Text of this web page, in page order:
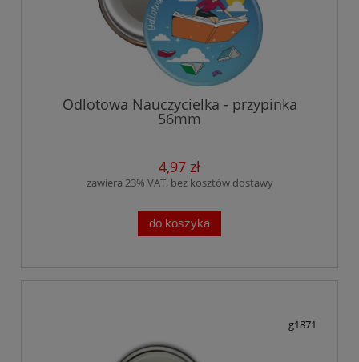
Odlotowa Nauczycielka - przypinka
56mm
4,97 zł
zawiera 23% VAT, bez kosztów dostawy
do koszyka
g1871